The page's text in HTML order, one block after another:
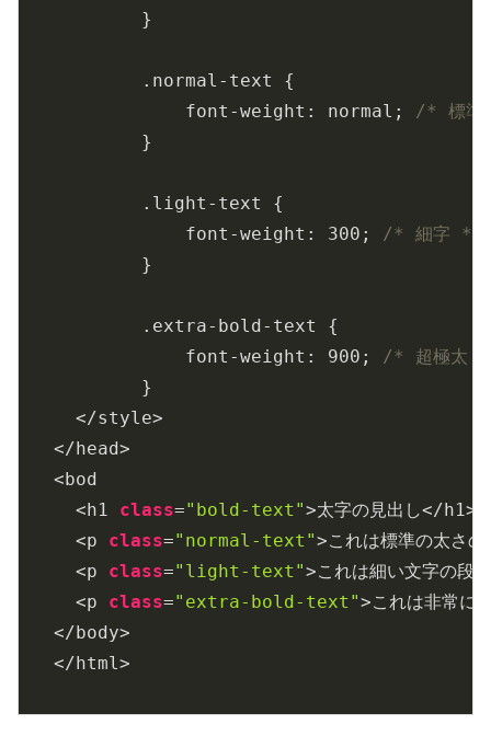
	    font-weight: normal;
/* 標
	    font-weight:
300 ;
/* 細字 */
	    font-weight:
900 ;
/* 超極太
  </style>
</head>
<bod
  <h1
class="bold-text">太字の見出し</h1>
  <p
class="normal-text">これは標準の太さ
  <p
class="light-text">これは細い文字の段
  <p
class="extra-bold-text">これは非常に
</body>